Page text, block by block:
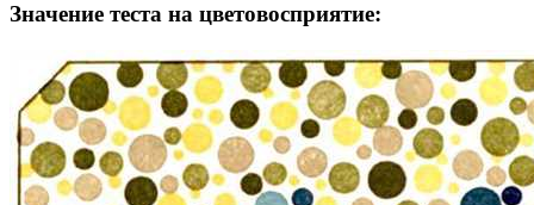
Значение теста на цветовосприятие: